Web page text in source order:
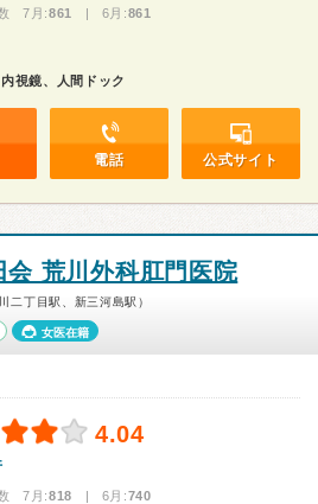
7月:861 | 6月:861
視鏡、人間ドック
電話 公式サイト
会 荒川外科肛門医院
二丁目駅、新三河島駅）
女医在籍
4.04
7月:818 | 6月:740